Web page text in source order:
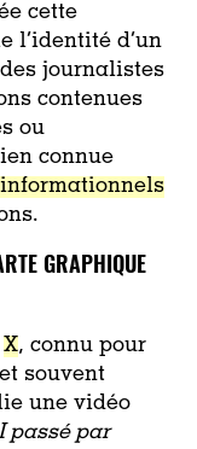
cette
l’identité d’un
journalistes
contenues
ou
connue
GRAPHIQUE
X, connu pour
souvent
une vidéo
passé par